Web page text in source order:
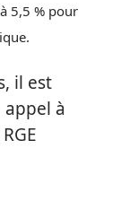
5,5 % pour
il est
à